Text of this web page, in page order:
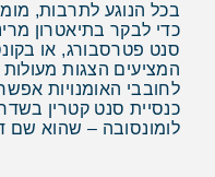
בכל הנוגע לתרבות,
כדי לבקר בתיאטרון
סנט פטרסבורג, או
המציעים הצגות מעולות
לחובבי האומנויות
כנסיית סנט קטרין
לומונסובה – שהוא שם